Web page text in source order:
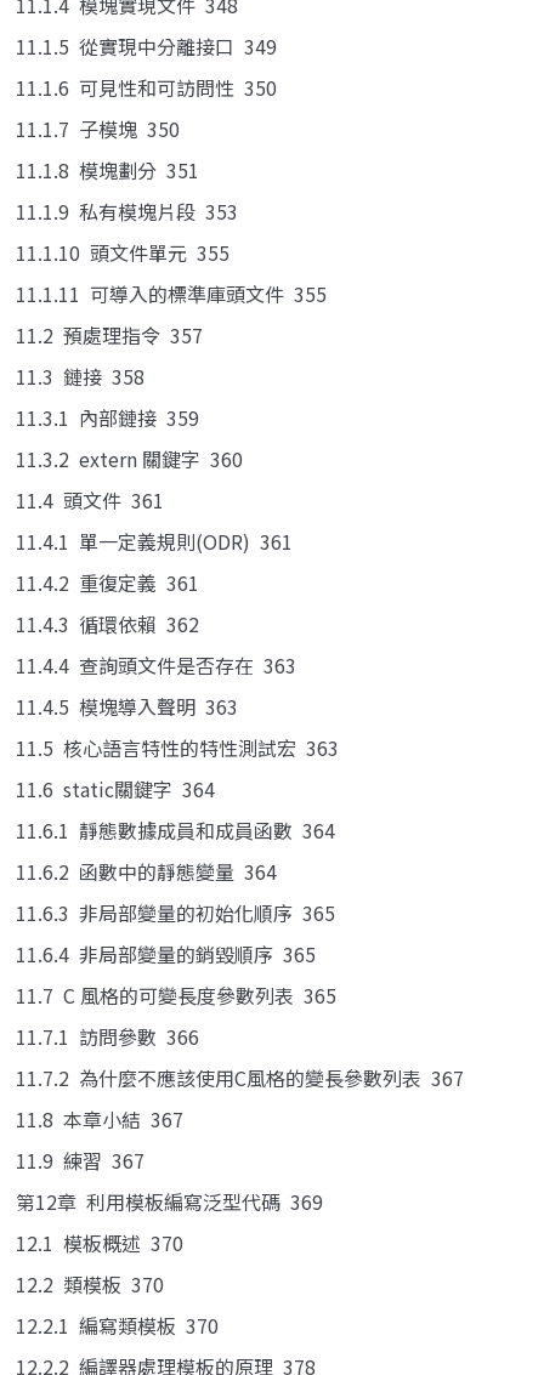
11.1.5 從實現中分離接口 349
11.1.6 可見性和可訪問性 350
11.1.7 子模塊 350
11.1.8 模塊劃分 351
11.1.9 私有模塊片段 353
11.1.10 頭文件單元 355
11.1.11 可導入的標準庫頭文件 355
11.2 預處理指令 357
11.3 鏈接 358
11.3.1 內部鏈接 359
11.3.2 extern 關鍵字 360
11.4 頭文件 361
11.4.1 單一定義規則(ODR) 361
11.4.2 重復定義 361
11.4.3 循環依賴 362
11.4.4 查詢頭文件是否存在 363
11.4.5 模塊導入聲明 363
11.5 核心語言特性的特性測試宏 363
11.6 static關鍵字 364
11.6.1 靜態數據成員和成員函數 364
11.6.2 函數中的靜態變量 364
11.6.3 非局部變量的初始化順序 365
11.6.4 非局部變量的銷毀順序 365
11.7 C 風格的可變長度參數列表 365
11.7.1 訪問參數 366
11.7.2 為什麼不應該使用C風格的變長參數列表 367
11.8 本章小結 367
11.9 練習 367
第12章 利用模板編寫泛型代碼 369
12.1 模板概述 370
12.2 類模板 370
12.2.1 編寫類模板 370
12.2.2 編譯器處理模板的原理 378